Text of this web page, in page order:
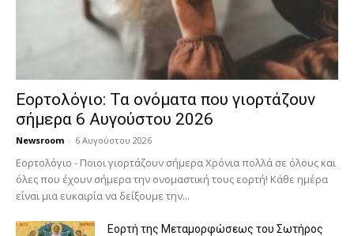
Εορτολόγιο: Τα ονόματα που γιορτάζουν
σήμερα 6 Αυγούστου 2026
Newsroom - 6 Αυγούστου 2026
Εορτολόγιο - Ποιοι γιορτάζουν σήμερα Χρόνια πολλά σε όλους και
όλες που έχουν σήμερα την ονομαστική τους εορτή! Κάθε ημέρα
είναι μια ευκαιρία να δείξουμε την...
Εορτή της Μεταμορφώσεως του Σωτήρος